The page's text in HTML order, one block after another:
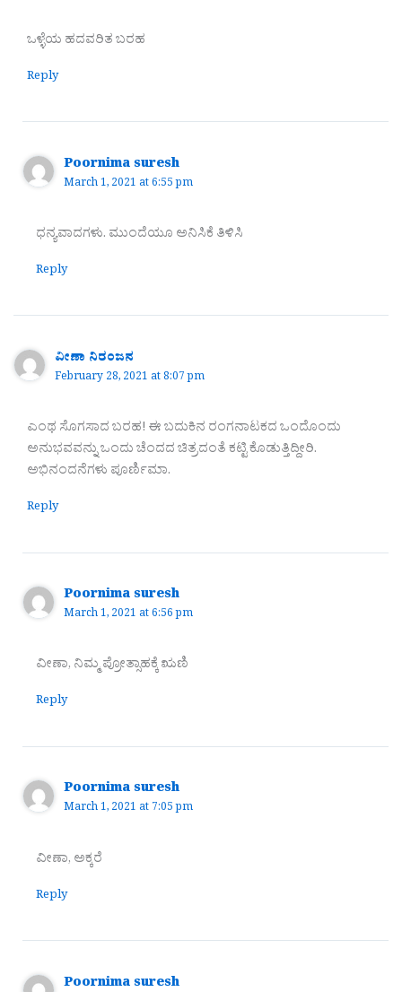
ಒಳ್ಳೆಯ ಹದವರಿತ ಬರಹ
Reply
Poornima suresh
March 1, 2021 at 6:55 pm
ಧನ್ಯವಾದಗಳು. ಮುಂದೆಯೂ ಅನಿಸಿಕೆ ತಿಳಿಸಿ
Reply
ವೀಣಾ ನಿರಂಜನ
February 28, 2021 at 8:07 pm
ಎಂಥ ಸೊಗಸಾದ ಬರಹ! ಈ ಬದುಕಿನ ರಂಗನಾಟಕದ ಒಂದೊಂದು
ಅನುಭವವನ್ನು ಒಂದು ಚೆಂದದ ಚಿತ್ರದಂತೆ ಕಟ್ಟಿ ಕೊಡುತ್ತಿದ್ದೀರಿ.
ಅಭಿನಂದನೆಗಳು ಪೂರ್ಣಿಮಾ.
Reply
Poornima suresh
March 1, 2021 at 6:56 pm
ವೀಣಾ, ನಿಮ್ಮ ಪ್ರೋತ್ಸಾಹಕ್ಕೆ ಋಣಿ
Reply
Poornima suresh
March 1, 2021 at 7:05 pm
ವೀಣಾ, ಅಕ್ಕರೆ
Reply
Poornima suresh